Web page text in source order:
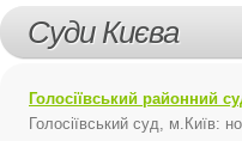
Суди Києва
Голосіївський районний
Голосіївський суд, м.Київ: